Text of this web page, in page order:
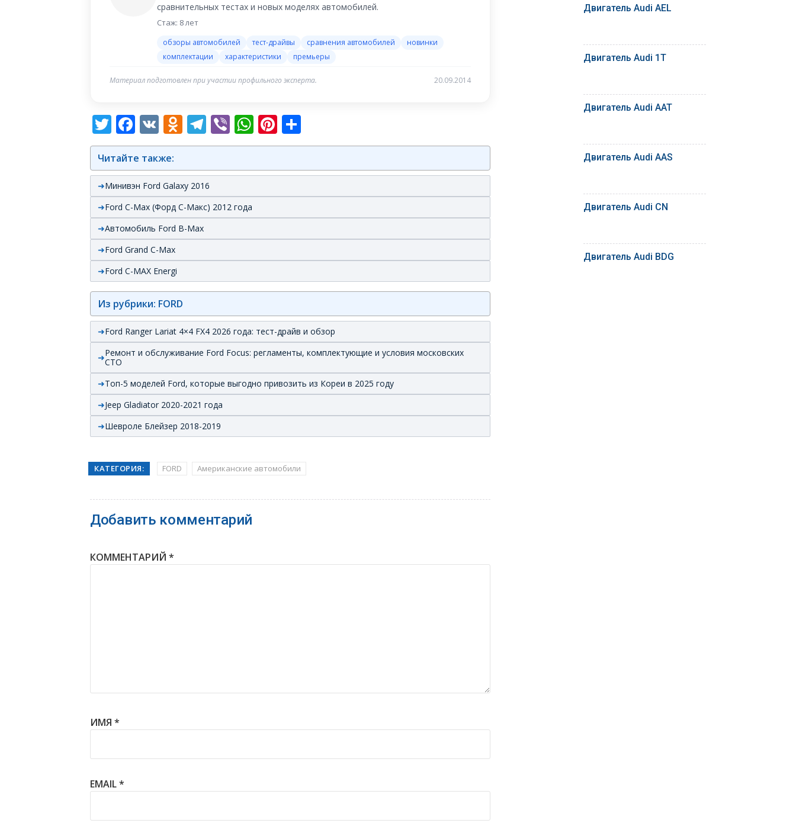
сравнительных тестах и новых моделях автомобилей.
Стаж: 8 лет
обзоры автомобилей тест-драйвы сравнения автомобилей
новинки
комплектации
характеристики премьеры
Материал подготовлен при участии профильного эксперта. 20.09.2014
Twitter
Facebook
VK Odnoklassniki
Telegram
ViberWhatsApp
Pinterest
Читайте также:
Минивэн Ford Galaxy 2016
Ford C-Max (Форд С-Макс) 2012 года
Автомобиль Ford B-Max
Ford Grand C-Max
Ford C-MAX Energi
Из рубрики: FORD
Ford Ranger Lariat 4×4 FX4 2026 года: тест-драйв и обзор
Ремонт и обслуживание Ford Focus: регламенты, комплектующие и условия московских
СТО
Топ-5 моделей Ford, которые выгодно привозить из Кореи в 2025 году
Jeep Gladiator 2020-2021 года
Шевроле Блейзер 2018-2019
КАТЕГОРИЯ: FORD Американские автомобили
Добавить комментарий
КОММЕНТАРИЙ *
ИМЯ *
EMAIL*
Двигатель Audi AEL
Двигатель Audi 1T
Двигатель Audi AAT
Двигатель Audi AAS
Двигатель Audi CN
Двигатель Audi BDG